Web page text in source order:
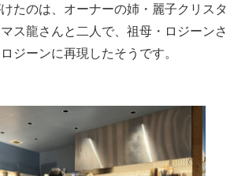
たのは、オーナーの姉・麗子クリスタ
ス龍さんと二人で、祖母・ロジーンさ
ジーンに再現したそうです。